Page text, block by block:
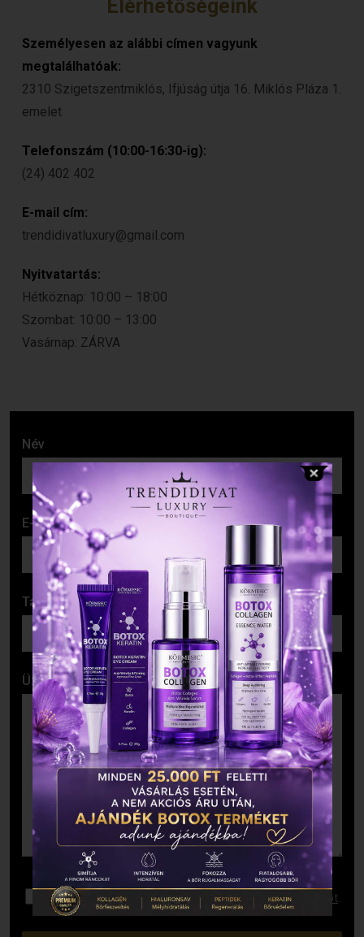
Név
E-mail cím
Tárgy
Üzenet
Elolvastam és elfogadom az Adatkezelési Tájékoztatót
Elérhetőségeink
Személyesen az alábbi címen vagyunk
megtalálhatóak:
2310 Szigetszentmiklós, Ifjúság útja 16. Miklós Pláza 1.
emelet
Telefonszám (10:00-16:30-ig):
(24) 402 402
E-mail cím:
trendidivatluxury@gmail.com
Nyitvatartás:
Hétköznap: 10:00 – 18:00
Szombat: 10:00 – 13:00
Vasárnap: ZÁRVA